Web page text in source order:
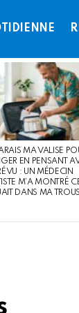
MA VALISE
EN PENSANT
: UN MÉDECIN
M’A MONTRÉ
DANS MA